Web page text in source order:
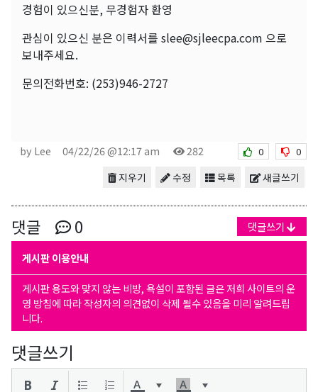
경험이 있으신분, 무경험자 환영
관심이 있으신 분은 이력서를 slee@sjleecpa.com 으로
보내주세요.
문의전화번호: (253)946-2727
by Lee 04/22/26 @12:17 am 282 0 0
새글쓰기
목록
수정
지우기
댓글 0 댓글쓰기
게시판 이용안내
게시판 용도와 맞지 않는 비방, 욕설이 포함된 글은 저희 사이트의 운
영 방침에 따라 작성자의 의견없이 삭제 될수 있음을 미리 알려드립
니다.
댓글쓰기